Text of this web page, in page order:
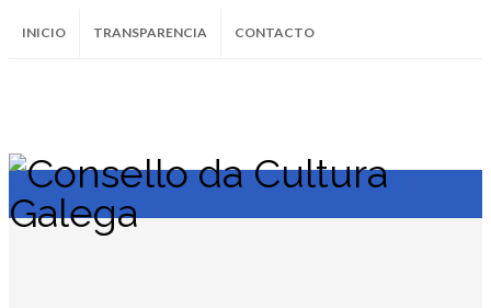
INICIO TRANSPARENCIA CONTACTO
InstagramFacebookTwitter Soundcloud
Youtube